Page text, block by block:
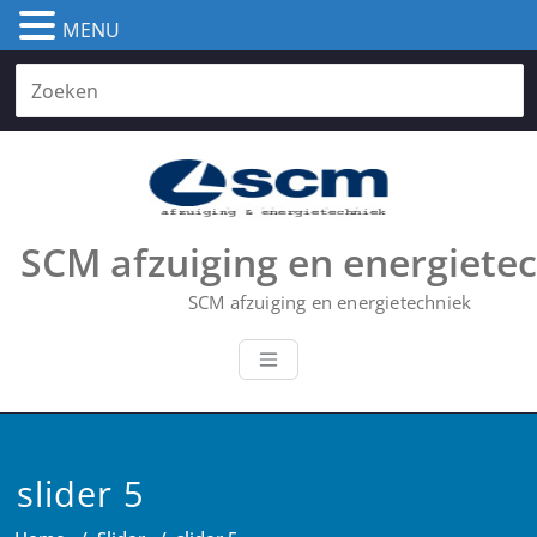
Skip
content
SCM afzuiging en
SCM afzuiging en energietechniek
slider 5
MENU